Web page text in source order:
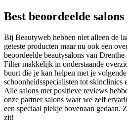
Best beoordeelde
Bij Beautyweb hebben niet alleen de
geteste producten maar nu ook een
beoordeelde beautysalons van
Filter makkelijk in onderstaande
buurt die je kan helpen met je
schoonheidsspecialisten tot skinclinics
Alle salons met positieve reviews
onze partner salons waar we zelf
een speciaal plekje bovenaan gedaan.
zit!